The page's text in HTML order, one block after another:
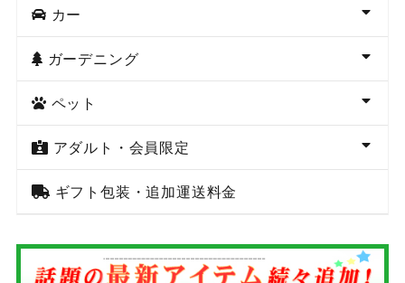
カー
ガーデニング
ペット
アダルト・会員限定
ギフト包装・追加運送料金